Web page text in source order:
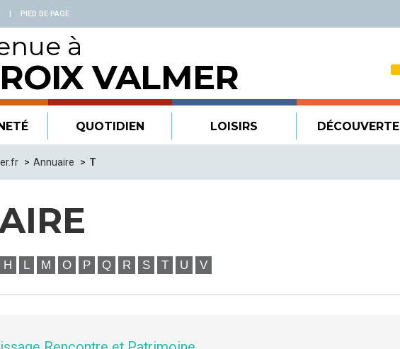
| PIED DE PAGE
à
VALMER
QUOTIDIEN LOISIRS DÉCOUVERTE
Annuaire T
H L M O P Q R S T U V